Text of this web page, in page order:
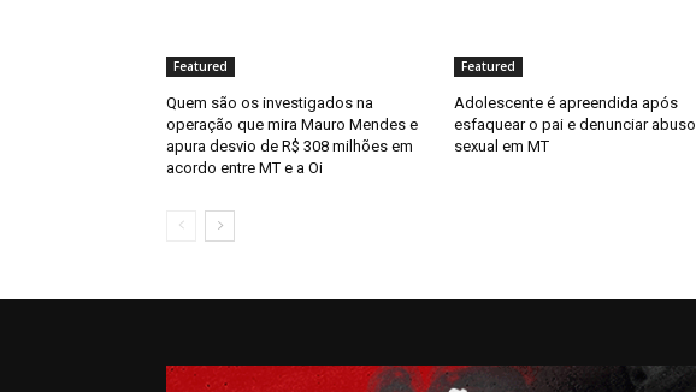
Featured
Quem são os investigados na
operação que mira Mauro Mendes e
apura desvio de R$ 308 milhões em
acordo entre MT e a Oi
Featured
Adolescente é apreendida após
esfaquear o pai e denunciar abuso
sexual em MT